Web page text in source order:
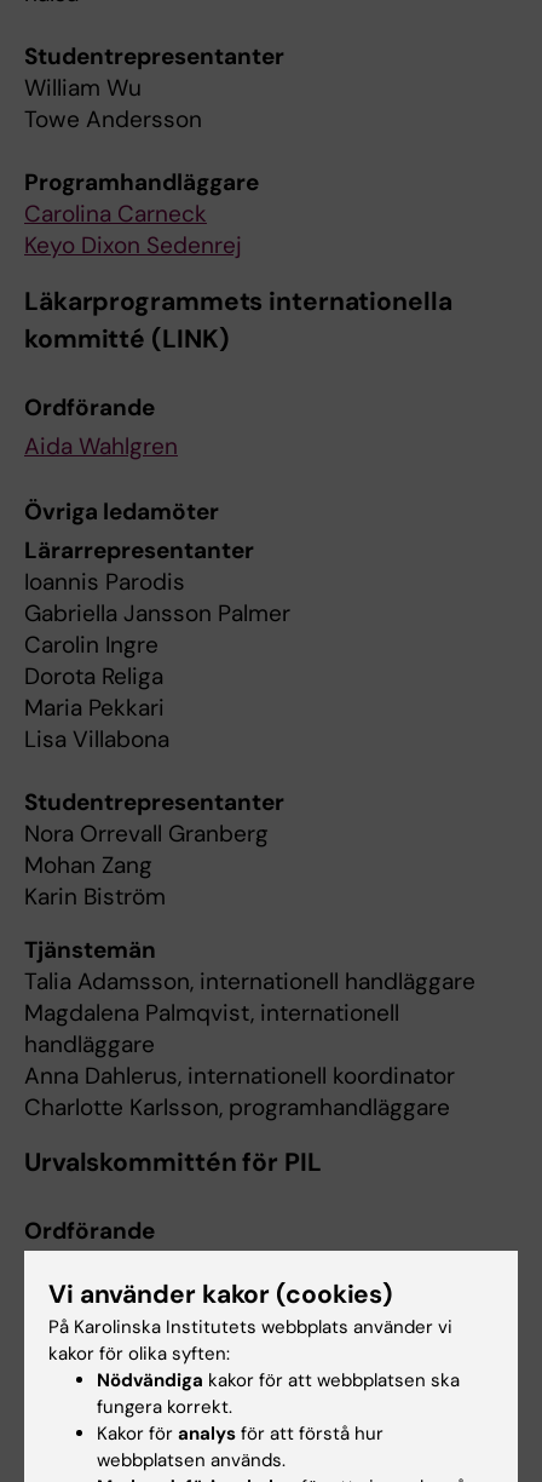
Studentrepresentanter
William Wu
Towe Andersson
Programhandläggare
Carolina Carneck
Keyo Dixon Sedenrej
Läkarprogrammets internationella
kommitté (LINK)
Ordförande
Aida Wahlgren
Övriga ledamöter
Lärarrepresentanter
Ioannis Parodis
Gabriella Jansson Palmer
Carolin Ingre
Dorota Religa
Maria Pekkari
Lisa Villabona
Studentrepresentanter
Nora Orrevall Granberg
Mohan Zang
Karin Biström
Tjänstemän
Talia Adamsson, internationell handläggare
Magdalena Palmqvist, internationell
handläggare
Anna Dahlerus, internationell koordinator
Charlotte Karlsson, programhandläggare
Urvalskommittén för PIL
Ordförande
Övriga ledamöter
Lärarrepresentanter
Zakaryah Abdulkarim
Maria Lalouni
Vi använder kakor (cookies)
På Karolinska Institutets webbplats använder vi
kakor för olika syften:
Nödvändiga kakor för att webbplatsen ska
fungera korrekt.
Kakor för analys för att förstå hur
webbplatsen används.